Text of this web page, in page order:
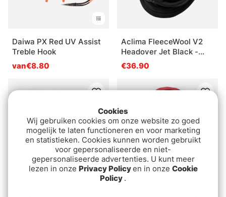
Daiwa PX Red UV Assist
Treble Hook
van€8.80
Aclima FleeceWool V2
Headover Jet Black -
Onesize
€36.90
Cookies
Wij gebruiken cookies om onze website zo goed
mogelijk te laten functioneren en voor marketing
en statistieken. Cookies kunnen worden gebruikt
voor gepersonaliseerde en niet-
gepersonaliseerde advertenties. U kunt meer
lezen in onze Privacy Policyen in onze Cookie
Policy .